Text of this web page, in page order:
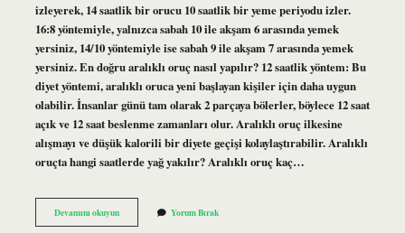
izleyerek, 14 saatlik bir orucu 10 saatlik bir yeme periyodu izler.
16:8 yöntemiyle, yalnızca sabah 10 ile akşam 6 arasında yemek
yersiniz, 14/10 yöntemiyle ise sabah 9 ile akşam 7 arasında yemek
yersiniz. En doğru aralıklı oruç nasıl yapılır? 12 saatlik yöntem: Bu
diyet yöntemi, aralıklı oruca yeni başlayan kişiler için daha uygun
olabilir. İnsanlar günü tam olarak 2 parçaya bölerler, böylece 12 saat
açık ve 12 saat beslenme zamanları olur. Aralıklı oruç ilkesine
alışmayı ve düşük kalorili bir diyete geçişi kolaylaştırabilir. Aralıklı
oruçta hangi saatlerde yağ yakılır? Aralıklı oruç kaç…
Devamını okuyunAralıklı
Oruçta
Yorum Bırak